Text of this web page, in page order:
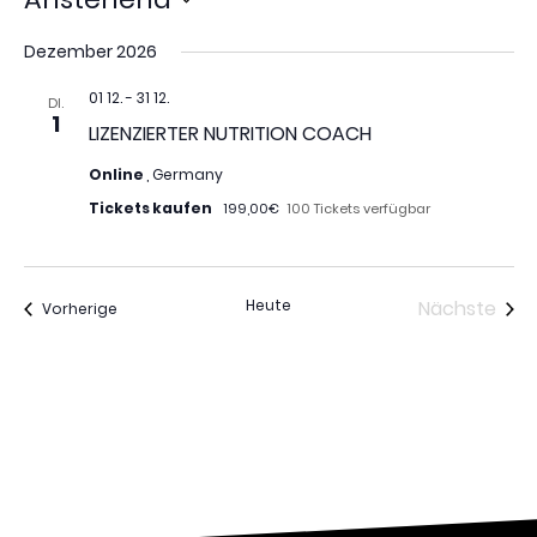
wählen.
Dezember 2026
DI.
1 LIZENZIERTER NUTRITION COACH
01 12.- 31 12.
Online , Germany
Tickets kaufen
199,00€ 100 Tickets verfügbar
VorherigeVeranstaltungenHeute Nächste